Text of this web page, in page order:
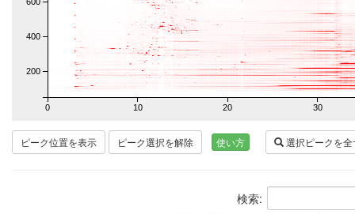
0 10 20 30
200
400
ピーク位置を表示 ピーク選択を解除 使い方 選択ピークを
検索: